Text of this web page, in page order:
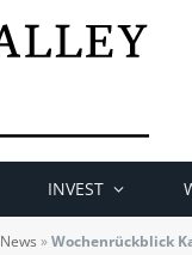
INVEST
News »Wochenrückblick